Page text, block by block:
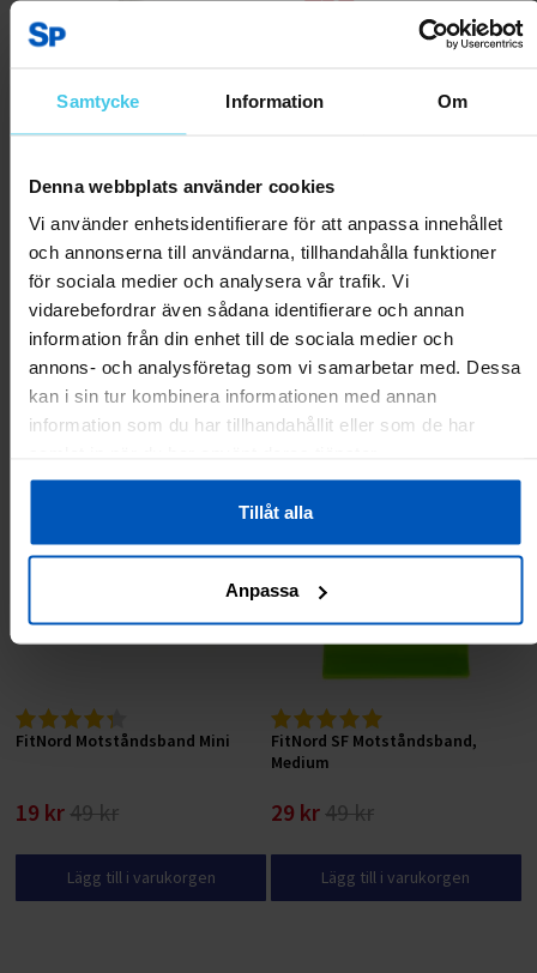
Samtycke Information Om
Denna webbplats använder cookies
Vi använder enhetsidentifierare för att anpassa innehållet
och annonserna till användarna, tillhandahålla funktioner
för sociala medier och analysera vår trafik. Vi
vidarebefordrar även sådana identifierare och annan
information från din enhet till de sociala medier och
annons- och analysföretag som vi samarbetar med. Dessa
kan i sin tur kombinera informationen med annan
information som du har tillhandahållit eller som de har
Tillåt alla
Anpassa
Casall Flex Motståndsband
229 kr
Lägg till i varukorgen
FitNord Powerband
79 kr99 kr
Lägg till i varukorgen
RABATT 61 %
FitNord Motståndsband Mini
19 kr 49 kr
Lägg till i varukorgen
RABATT 40 %
FitNord SF Motståndsband,
Medium
29 kr49 kr
Lägg till i varukorgen